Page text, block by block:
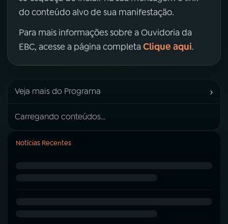
do conteúdo alvo de sua manifestação.
Para mais informações sobre a Ouvidoria da
EBC, acesse a página completa Clique aqui.
Veja mais do Programa ›
Carregando conteúdos...
Notícias Recentes